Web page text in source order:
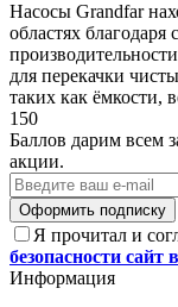
Насосы Grandfar
областях
для перекачки
таких как ёмкости,
150
Баллов дарим всем
акции.
Оформить подписку
Я прочитал и
безопасности сайт
Информация